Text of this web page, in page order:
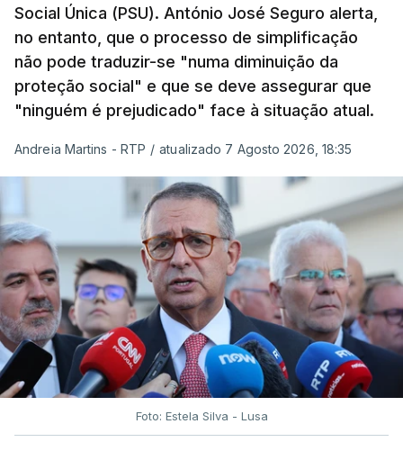
Social Única (PSU). António José Seguro alerta,
no entanto, que o processo de simplificação
não pode traduzir-se "numa diminuição da
proteção social" e que se deve assegurar que
"ninguém é prejudicado" face à situação atual.
Andreia Martins - RTP / atualizado 7 Agosto 2026, 18:35
Foto: Estela Silva - Lusa